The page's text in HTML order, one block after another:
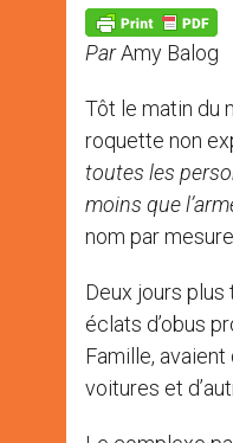
p
p
g
e
r
k
ParAmy Balog
Tôt le matin du
roquette non
toutes les
moins que
nom par
Deux jours
éclats d’obus
Famille,
voitures et